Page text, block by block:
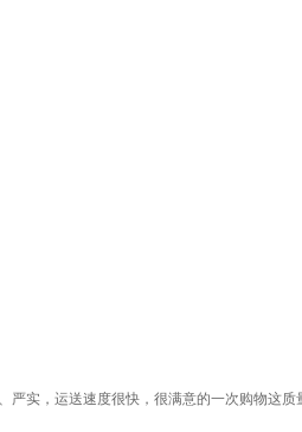
实，运送速度很快，很满意的一次购物这